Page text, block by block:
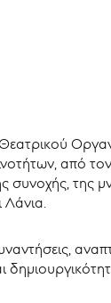
από
συνοχής, της